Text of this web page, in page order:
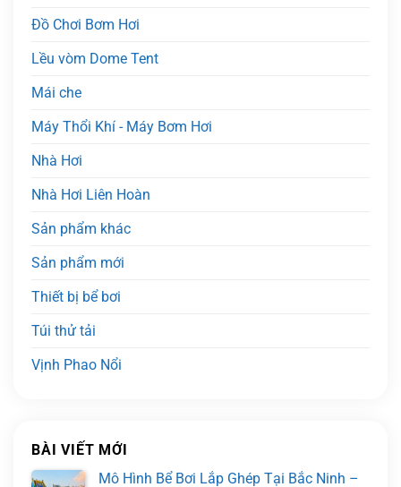
Đồ Chơi Bơm Hơi
Lều vòm Dome Tent
Mái che
Máy Thổi Khí - Máy Bơm Hơi
Nhà Hơi
Nhà Hơi Liên Hoàn
Sản phẩm khác
Sản phẩm mới
Thiết bị bể bơi
Túi thử tải
Vịnh Phao Nổi
BÀI VIẾT MỚI
Mô Hình Bể Bơi Lắp Ghép Tại Bắc Ninh –